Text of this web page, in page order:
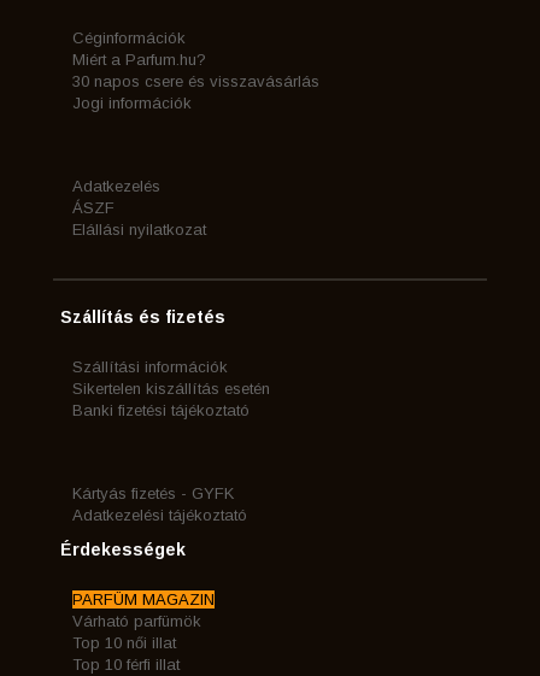
Céginformációk
Miért a Parfum.hu?
30 napos csere és visszavásárlás
Jogi információk
Adatkezelés
ÁSZF
Elállási nyilatkozat
Szállítás és fizetés
Szállítási információk
Sikertelen kiszállítás esetén
Banki fizetési tájékoztató
Kártyás fizetés - GYFK
Adatkezelési tájékoztató
Érdekességek
PARFÜM MAGAZIN
Várható parfümök
Top 10 női illat
Top 10 férfi illat